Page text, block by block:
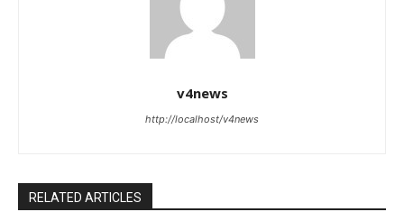
v4news
http://localhost/v4news
RELATED ARTICLES